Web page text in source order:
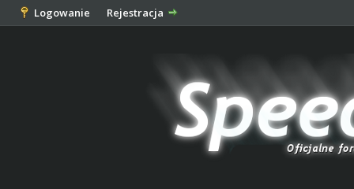
Logowanie Rejestracja